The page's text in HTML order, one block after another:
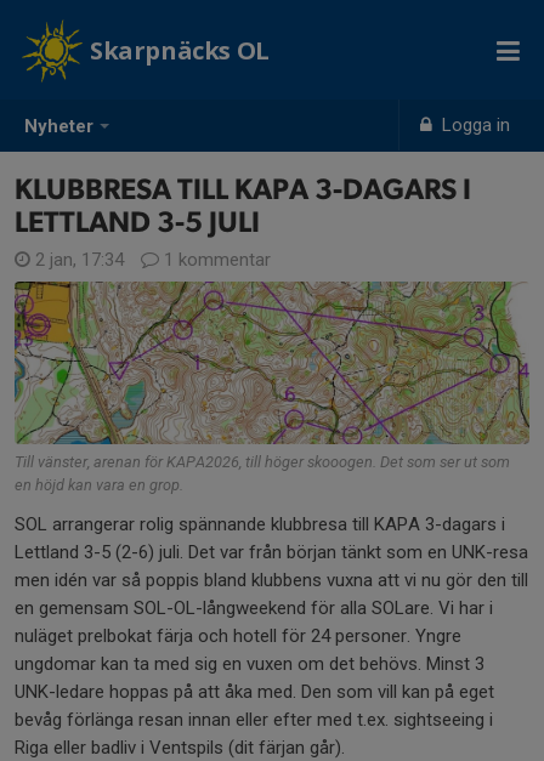
Nyheter Logga in
Skarpnäcks OL
KLUBBRESA TILL KAPA 3-DAGARS I
LETTLAND 3-5 JULI
2 jan, 17:34 1 kommentar
Till vänster, arenan för KAPA2026, till höger skooogen. Det som ser ut som
en höjd kan vara en grop.
SOL arrangerar rolig spännande klubbresa till KAPA 3-dagars i
Lettland 3-5 (2-6) juli. Det var från början tänkt som en UNK-resa
men idén var så poppis bland klubbens vuxna att vi nu gör den till
en gemensam SOL-OL-långweekend för alla SOLare. Vi har i
nuläget prelbokat färja och hotell för 24 personer. Yngre
ungdomar kan ta med sig en vuxen om det behövs. Minst 3
UNK-ledare hoppas på att åka med. Den som vill kan på eget
bevåg förlänga resan innan eller efter med t.ex. sightseeing i
Riga eller badliv i Ventspils (dit färjan går).